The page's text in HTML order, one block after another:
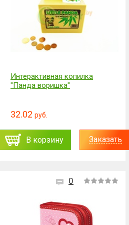
Интерактивная копилка
"Панда воришка"
32.02 руб.
В корзину Заказать
0